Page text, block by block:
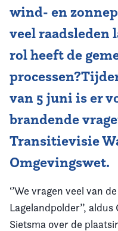
wind- en
veel raadsleden
rol heeft de
van 5 juni is er
brandende
Transitievisie
Omgevingswet.
‘’We vragen veel van
Lagelandpolder’’,
Sietsma over de